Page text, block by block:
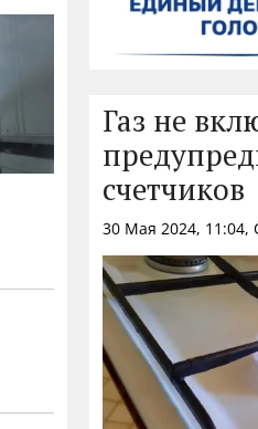
Газ не
счетчиков
30 Мая 2024, 11:04,